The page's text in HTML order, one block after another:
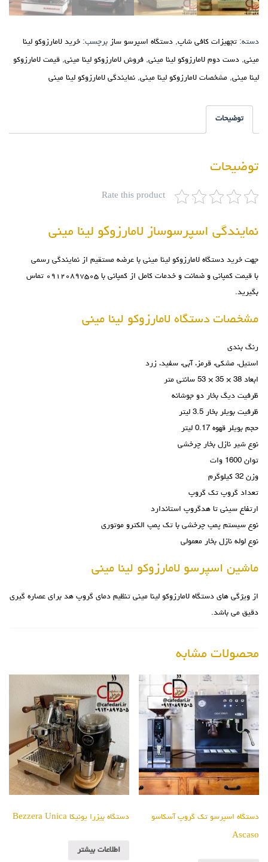
دسته: تجهیزات کافی شاپ, دستگاه اسپرسو ساز برچسب: خرید لامارزوکو لینا
مینی, دست دوم لامارزوکو لینا مینی, فروش لامارزوکو لینا مینی, قیمت لامارزوکو
لینا مینی, مشخصات لامارزوکو لینا مینی, نمایندگی لامارزوکو لینا مینی
توضیحات
توضیحات
Rate this product
نمایندگی اسپرسوساز لامارزوکو لینا مینی
جهت خرید دستگاه لامارزوکو لینا مینی با عرضه مستقیم از نمایندگی رسمی
با قیمت کمپانی و ضمانت و خدمات کامل از کمپانی با ۰۹۱۲۰۸۹۷۵۰۵ تماس
بگیرید.
مشخصات دستگاه لامارزوکو لینا مینی
رنگ بندی
استیل، مشکی، قرمز، آبی، سفید، زرد
ابعاد 38 × 35 × 53 سانتی متر
ظرفیت دیگ بخار دو جوشانه
ظرفیت بویلر بخار 3.5 لیتر
حجم بویلر قهوه 0.17 لیتر
نوع شیر نازل بخار چرخشی
توان 1600 وات
وزن 32 کیلوگرم
تعداد گروپ تک گروپ
ارتفاع سینی تا هدگروپ استاندارد
نوع سیستم پمپ چرخشی با تک پمپ الکترو موتوری
نوع لوله نازل بخار معمولی
ماشین اسپرسو لامارزوکو لینا مینی
از ویژگی های دستگاه لامارزوکو لینا مینی تنظیم دمای گروپ هد برای عصاره گیری
دقیق می باشد.
محصولات مشابه
دستگاه اسپرسو تک گروپ آسکاسو
Ascaso
دستگاه بیزرا یونیکا Bezzera Unica
اطلاعات بیشتر